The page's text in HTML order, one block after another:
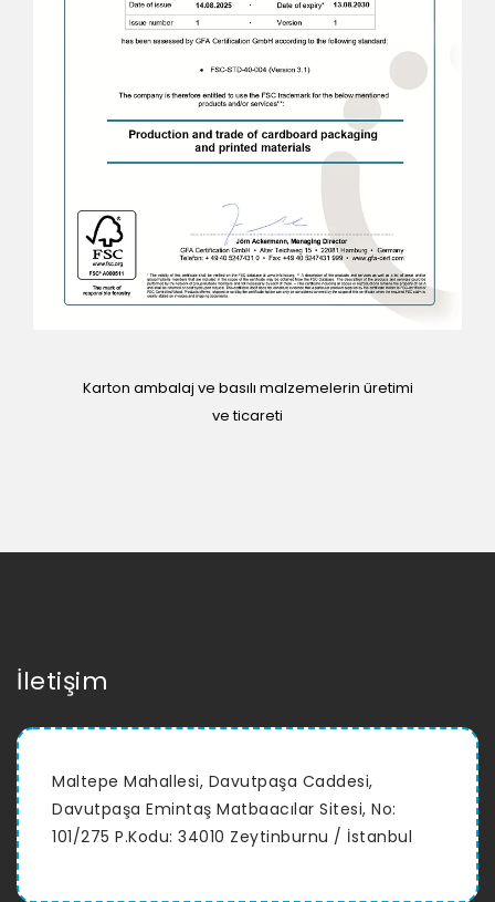
Karton ambalaj ve basılı malzemelerin üretimi
ve ticareti
İletişim
Maltepe Mahallesi, Davutpaşa Caddesi,
Davutpaşa Emintaş Matbaacılar Sitesi, No:
101/275 P.Kodu: 34010 Zeytinburnu / İstanbul